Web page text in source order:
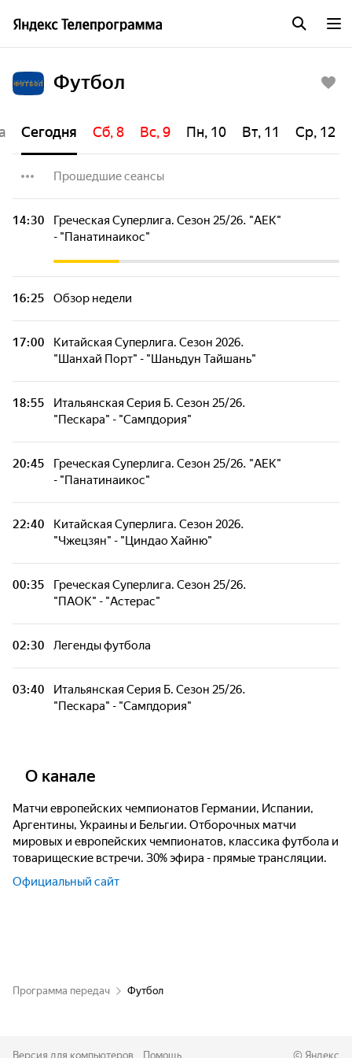
Футбол
Сегодня Сб, 8 Вс, 9 Пн, 10 Вт, 11 Ср, 12
Прошедшие сеансы
Китайская Суперлига. Сезон 2026. "Ляонин
Тиерен" - "Шанхай Шеньхуа"
Шотландский Премьершип. Сезон 2026-2027.
"Селтик" - "Данди"
Футбол как есть
Китайская Суперлига. Сезон 2026. "Шанхай
Порт" - "Шаньдун Тайшань"
Футбол. Легенды во времени
- "Сампдория"
Величайшие футболисты. Райан Гиггз
14:30
Греческая Суперлига. Сезон 25/26. "АЕК"
- "Панатинаикос"
16:25 Обзор недели
17:00
Китайская Суперлига. Сезон 2026.
"Шанхай Порт" - "Шаньдун Тайшань"
18:55
Итальянская Серия Б. Сезон 25/26.
"Пескара" - "Сампдория"
20:45
Греческая Суперлига. Сезон 25/26. "АЕК"
- "Панатинаикос"
22:40
Китайская Суперлига. Сезон 2026.
"Чжецзян" - "Циндао Хайню"
00:35
Греческая Суперлига. Сезон 25/26.
"ПАОК" - "Астерас"
02:30 Легенды футбола
03:40
Итальянская Серия Б. Сезон 25/26.
"Пескара" - "Сампдория"
О канале
Матчи европейских чемпионатов Германии, Испании,
Аргентины, Украины и Бельгии. Отборочных матчи
мировых и европейских чемпионатов, классика футбола и
товарищеские встречи. З0% эфира - прямые трансляции.
Официальный сайт
Программа передач Футбол
Версия для компьютеров Помощь © Яндекс